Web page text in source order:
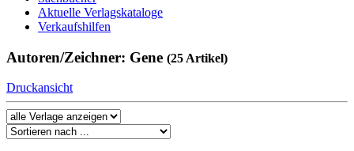
Aktuelle Verlagskataloge
Verkaufshilfen
Autoren/Zeichner: Gene (25 Artikel)
Druckansicht